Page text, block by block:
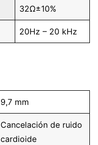
32Ω±10%
20Hz – 20 kHz
9,7 mm
Cancelación de ruido
cardioide